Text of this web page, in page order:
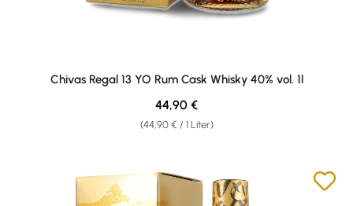
Chivas Regal 13 YO Rum Cask Whisky 40% vol. 1l
(44,90 € / 1 Liter)
Regulärer Preis:
44,90 €